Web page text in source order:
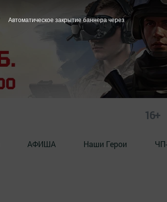
16+
АФИША Наши Герои
Автоматическое закрытие баннера через